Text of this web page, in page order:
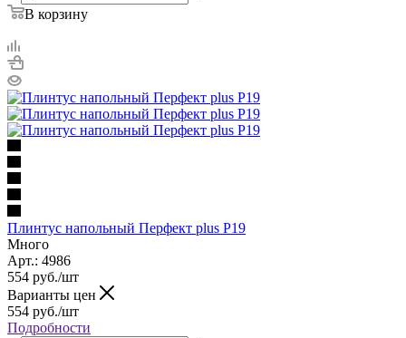
В корзину
Плинтус напольный Перфект plus P19
Много
Арт.: 4986
554 руб./шт
Варианты цен
554 руб./шт
Подробности